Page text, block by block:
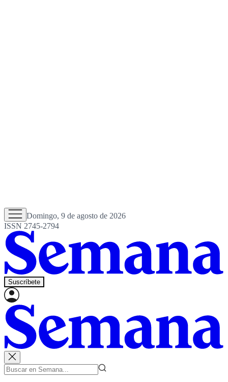
Domingo, 9 de agosto de 2026
ISSN 2745-2794
Suscríbete